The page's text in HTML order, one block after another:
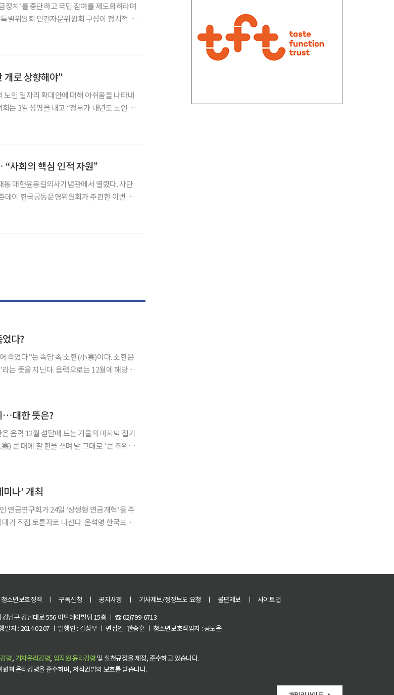
정치’를 중단하고 국민 참여를 제도화하라며
별위원회 민간자문위원회 구성이 정치적 유
개로 상향해야”
인 일자리 확대안에 대해 아쉬움을 나타내
는 3일 성명을 내고 “정부가 내년도 노인 일
사회의 핵심 인적 자원”
매헌윤봉길의사기념관에서 열렸다. 사단
이 한국공동운영위원회가 주관한 이번 행
다?
다”는 속담 속 소한(小寒)이다. 소한은
는 뜻을 지닌다. 음력으로는 12월에 해당하
…대한 뜻은?
미나' 개최
연금연구회가 24일 ‘상생형 연금개혁’을 주
론자로 나선다. 윤석명 한국보건
청소년보호정책 ㅣ 구독신청 ㅣ 공지사항 ㅣ 기사제보/정정보도 요청 ㅣ 불편제보 ㅣ
사이트맵
남구 강남대로 556 이투데이빌딩 15층 ㅣ ☎ 02)799-6713
자 : 2014.02.07 ㅣ 발행인 : 김상우 ㅣ 편집인 : 한승훈 ㅣ 청소년보호책임자 : 공도윤
령, 기자윤리강령, 임직원 윤리강령 및 실천규정을 제정, 준수하고 있습니다.
회 윤리강령을 준수하며, 저작권법의 보호를 받습니다.